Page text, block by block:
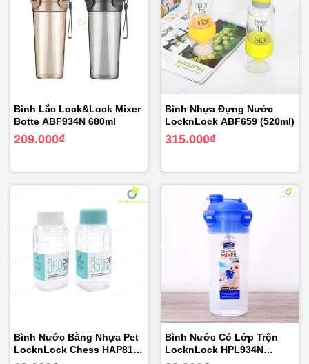
Bình Lắc Lock&Lock Mixer
Botte ABF934N 680ml
209.000₫
Bình Nhựa Đựng Nước
LocknLock ABF659 (520ml)
315.000₫
Bình Nước Bằng Nhựa Pet
LocknLock Chess HAP815
Bình Nước Có Lớp Trộn
LocknLock HPL934N